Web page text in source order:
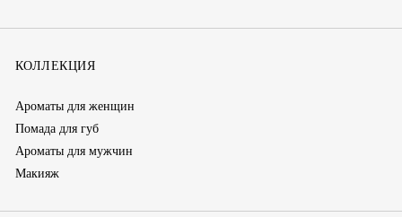
КОЛЛЕКЦИЯ
Ароматы для женщин
Помада для губ
Ароматы для мужчин
Макияж